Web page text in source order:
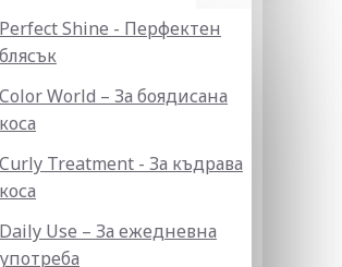
Perfect Shine - Перфектен
блясък
Color World – За боядисана
коса
Curly Treatment - За къдрава
коса
Daily Use – За ежедневна
употреба